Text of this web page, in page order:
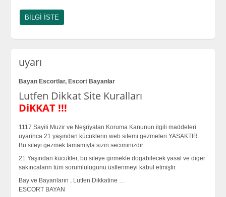
uyarı
Bayan Escortlar, Escort Bayanlar
Lutfen Dikkat Site Kuralları
DiKKAT !!!
1117 Sayili Muzir ve Neşriyatan Koruma Kanunun ilgili maddeleri
uyarinca 21 yaşından kücüklerin web sitemi gezmeleri YASAKTIR.
Bu siteyi gezmek tamamıyla sizin seciminizdir.
21 Yaşından kücükler, bu siteye girmekle dogabilecek yasal ve diger
sakıncaların tüm sorumlulugunu üstlenmeyi kabul etmiştir.
Bay ve Bayanların , Lutfen Dikkatine …
ESCORT BAYAN